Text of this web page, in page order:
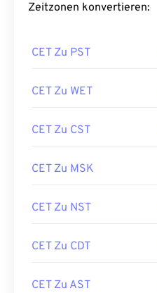
Zeitzonen konvertieren:
CET Zu PST
CET Zu WET
CET Zu CST
CET Zu MSK
CET Zu NST
CET Zu CDT
CET Zu AST